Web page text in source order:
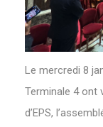
Le mercredi 8
Terminale 4 ont
d’EPS,